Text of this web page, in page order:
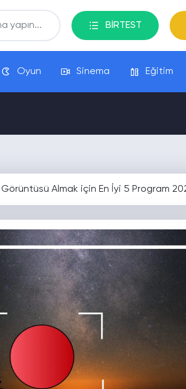
BİRTEST
Oyun Sinema Eğitim
Almak için En İyi 5 Program